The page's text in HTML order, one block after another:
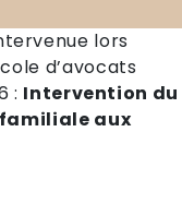
lors
d’avocats
: Intervention du
aux